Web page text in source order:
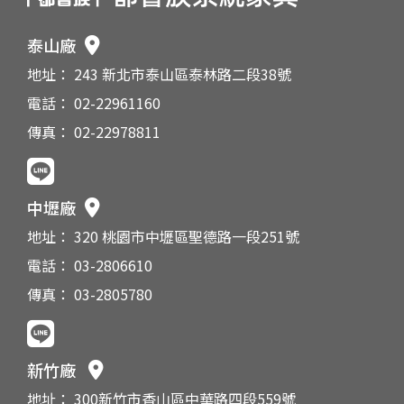
泰山廠
地址： 243 新北市泰山區泰林路二段38號
電話： 02-22961160
傳真： 02-22978811
中壢廠
地址： 320 桃園市中壢區聖德路一段251號
電話： 03-2806610
傳真： 03-2805780
新竹廠
地址： 300新竹市香山區中華路四段559號